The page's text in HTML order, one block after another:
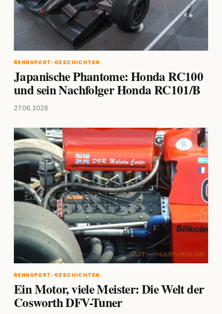
RENNSPORT-GESCHICHTEN
Japanische Phantome: Honda RC100
und sein Nachfolger Honda RC101/B
27.06.2026
RENNSPORT-GESCHICHTEN
Ein Motor, viele Meister: Die Welt der
Cosworth DFV-Tuner